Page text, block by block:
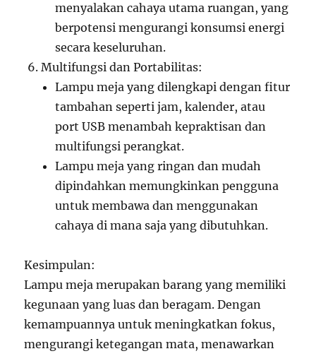
menyalakan cahaya utama ruangan, yang
berpotensi mengurangi konsumsi energi
secara keseluruhan.
Multifungsi dan Portabilitas:
Lampu meja yang dilengkapi dengan fitur
tambahan seperti jam, kalender, atau
port USB menambah kepraktisan dan
multifungsi perangkat.
Lampu meja yang ringan dan mudah
dipindahkan memungkinkan pengguna
untuk membawa dan menggunakan
cahaya di mana saja yang dibutuhkan.
Kesimpulan:
Lampu meja merupakan barang yang memiliki
kegunaan yang luas dan beragam. Dengan
kemampuannya untuk meningkatkan fokus,
mengurangi ketegangan mata, menawarkan